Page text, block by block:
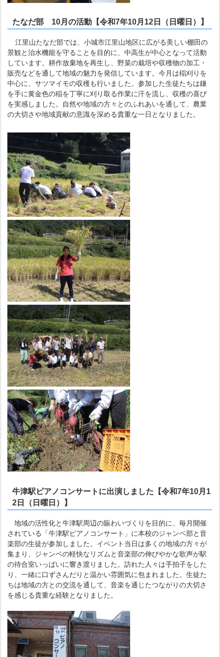
たなだ部 10月の活動【令和7年10月12日（日曜日）】
江里山たなだ部では、小城市江里山地区に広がる美しい棚田の
景観と治水機能を守ることを目的に、中高生が中心となって活動
しています。耕作放棄地を再生し、野菜の栽培や収穫物の加工・
販売などを通して地域の魅力を発信しています。今月は稲刈りを
中心に、サツマイモの収穫も行いました。参加した生徒たちは鎌
を手に黄金色の稲を丁寧に刈り取る作業に汗を流し、収穫の喜び
を実感しました。自然や地域の方々とのふれあいを通して、農業
の大切さや地域貢献の意識を深める貴重な一日となりました。
牛津駅ピアノコンサートに出演しました 【令和7年10月1
2日（日曜日）】
地域の活性化と牛津駅周辺の賑わいづくりを目的に、毎月開催
されている「牛津駅ピアノコンサート」に本校のジャンベ部と音
楽部の生徒が参加しました。イベント当日は多くの地域の方々が
集まり、ジャンベの軽快なリズムと音楽部の伸びやかな歌声が駅
の待合室いっぱいに響き渡りました。訪れた人々は手拍子をした
り、一緒に口ずさんだりと温かい雰囲気に包まれました。生徒た
ちは地域の方との交流を通して、音楽を通じたつながりの大切さ
を感じる貴重な経験となりました。